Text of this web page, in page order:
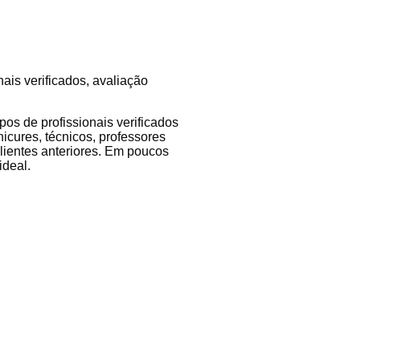
verificados, avaliação
de profissionais verificados
técnicos, professores
anteriores. Em poucos